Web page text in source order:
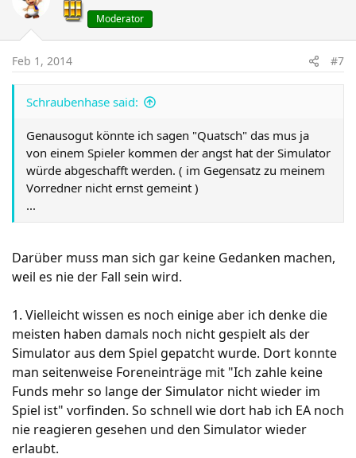
Moderator
Feb 1, 2014 #7
Schraubenhase said:
Genausogut könnte ich sagen "Quatsch" das mus ja
von einem Spieler kommen der angst hat der Simulator
würde abgeschafft werden. ( im Gegensatz zu meinem
Vorredner nicht ernst gemeint )
...
Darüber muss man sich gar keine Gedanken machen,
weil es nie der Fall sein wird.
1. Vielleicht wissen es noch einige aber ich denke die
meisten haben damals noch nicht gespielt als der
Simulator aus dem Spiel gepatcht wurde. Dort konnte
man seitenweise Foreneinträge mit "Ich zahle keine
Funds mehr so lange der Simulator nicht wieder im
Spiel ist" vorfinden. So schnell wie dort hab ich EA noch
nie reagieren gesehen und den Simulator wieder
erlaubt.